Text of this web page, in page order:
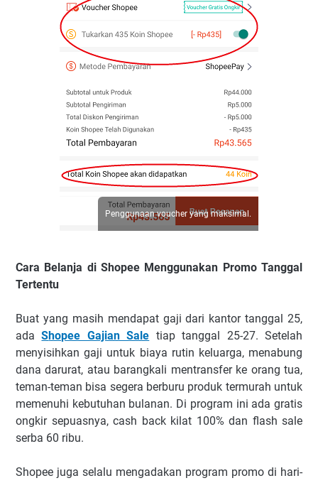
Penggunaan voucher yang maksimal.
Cara Belanja di Shopee Menggunakan Promo Tanggal
Tertentu
Buat yang masih mendapat gaji dari kantor tanggal 25,
adaShopee Gajian Sale tiap tanggal 25-27. Setelah
menyisihkan gaji untuk biaya rutin keluarga, menabung
dana darurat, atau barangkali mentransfer ke orang tua,
teman-teman bisa segera berburu produk termurah untuk
memenuhi kebutuhan bulanan. Di program ini ada gratis
ongkir sepuasnya, cash back kilat 100% dan flash sale
serba 60 ribu.
Shopee juga selalu mengadakan program promo di hari-